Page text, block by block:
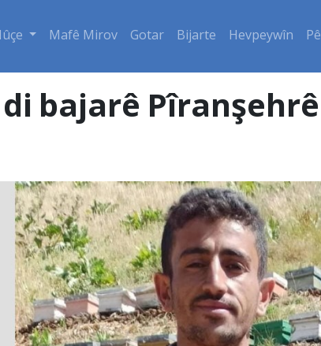
Mafê Mirov Gotar Bijarte Hevpeywîn
bajarê